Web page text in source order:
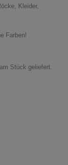
Kleider,
Farben!
Stück geliefert.